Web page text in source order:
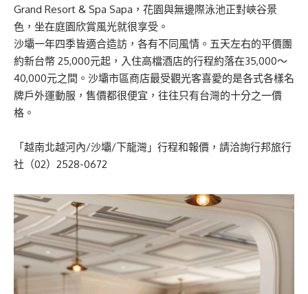
Grand Resort & Spa Sapa，花園與無邊際泳池正對峽谷景
色，坐在庭園欣賞風光就很享受。
沙壩一年四季皆適合造訪，各有不同風情。五天左右的平價團
約新台幣 25,000元起，入住高檔酒店的行程約落在35,000～
40,000元之間。沙壩市區商店最受觀光客喜愛的是各式各樣名
牌戶外運動服，售價都很便宜，往往只有台灣的十分之一價
格。
「越南北越河內/沙壩/下龍灣」行程和報價，請洽詢行邦旅行
社（02）2528-0672